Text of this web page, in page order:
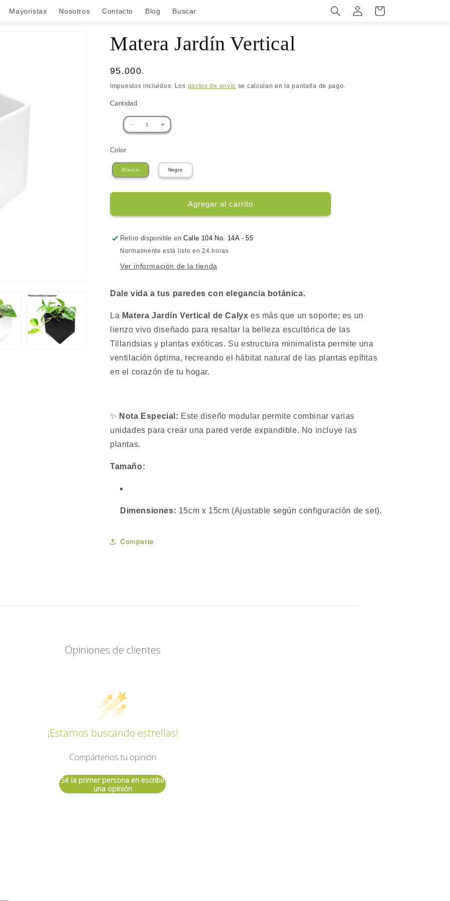
Mayoristas Nosotros Contacto Blog Buscar
sesión
Carrito
Matera Jardín Vertical
Precio
habitual
95.000
Impuestos incluidos. Los gastos de envío se calculan en la pantalla de pago.
Cantidad
Cantidad
Reducir
cantidad
Vertical
Aumentar
cantidad
Vertical
Color
Blanco Negro
Agregar al carrito
Retiro disponible enCalle 104 No. 14A - 55
Normalmente está listo en 24 horas
Ver información de la tienda
Dale vida a tus paredes con elegancia botánica.
La Matera Jardín Vertical de Calyx es más que un soporte; es un
lienzo vivo diseñado para resaltar la belleza escultórica de las
Tillandsias y plantas exóticas. Su estructura minimalista permite una
ventilación óptima, recreando el hábitat natural de las plantas epífitas
en el corazón de tu hogar.
✨ Nota Especial: Este diseño modular permite combinar varias
unidades para crear una pared verde expandible. No incluye las
plantas.
Tamaño:
Dimensiones: 15cm x 15cm (Ajustable según configuración de set).
Comparte
Opiniones de clientes
¡Estamos buscando estrellas!
Compártenos tu opinión
Sé la primer persona en escribir
una opinión
{{currency}}{{discount}} undefined